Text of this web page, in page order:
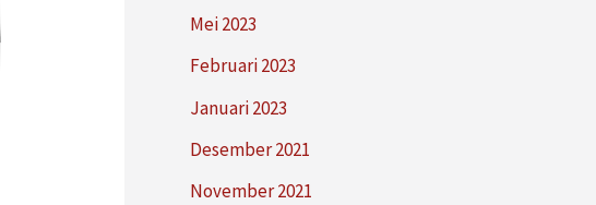
Mei 2023
Februari 2023
Januari 2023
Desember 2021
November 2021